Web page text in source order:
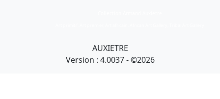
AUXIETRE
Version : 4.0037 - ©2026